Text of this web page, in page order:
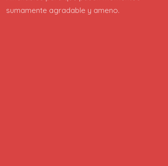
sumamente agradable y ameno.